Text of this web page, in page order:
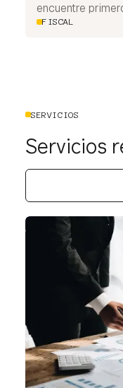
encuentre
FISCAL
SERVICIOS
Servicios